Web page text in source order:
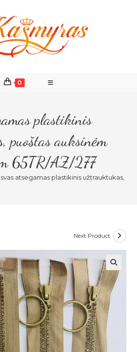
0
plastikinis
puoštas auksinėm
65TR/AZ/277
atsegamas plastikinis užtrauktukas,
Next Product